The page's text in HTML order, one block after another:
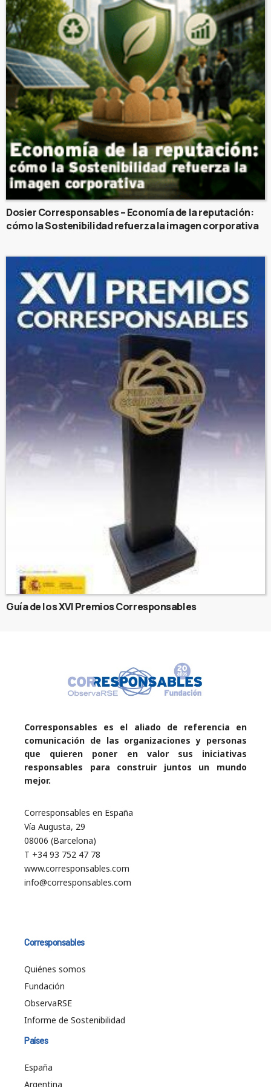
Dosier Corresponsables – Economía de la reputación:
cómo la Sostenibilidad refuerza la imagen corporativa
Guía de los XVI Premios Corresponsables
Corresponsables es el aliado de referencia en
comunicación de las organizaciones y personas
que quieren poner en valor sus iniciativas
responsables para construir juntos un mundo
mejor.
Corresponsables en España
Vía Augusta, 29
08006 (Barcelona)
T +34 93 752 47 78
www.corresponsables.com
info@corresponsables.com
Corresponsables
Quiénes somos
Fundación
ObservaRSE
Informe de Sostenibilidad
Países
España
Argentina